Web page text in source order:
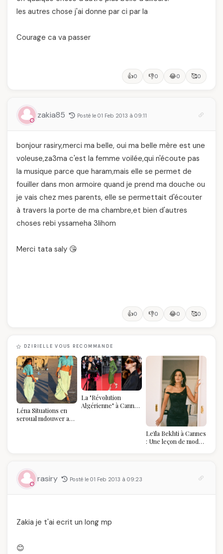
les autres chose j'ai donne par ci par la
Courage ca va passer
👍0 👎0 😂0 🥰0
zakia85 Posté le 01 Feb 2013 à 09:11
bonjour rasiry,merci ma belle, oui ma belle mère est une
voleuse,za3ma c'est la femme voilée,qui n'écoute pas
la musique parce que haram,mais elle se permet de
fouiller dans mon armoire quand je prend ma douche ou
je vais chez mes parents, elle se permettait d'écouter
à travers la porte de ma chambre,et bien d'autres
choses rebi yssameha 3lihom
Merci tata saly 😘
👍0 👎0 😂0 🥰0
DZIRIELLE VOUS RECOMMANDE
Léna Situations en
seroual mdouwer au
La "Révolution
Algérienne" à Cannes
Leïla Bekhti à Cannes
: Une leçon de mode
rasiry Posté le 01 Feb 2013 à 09:23
Zakia je t'ai ecrit un long mp
😊